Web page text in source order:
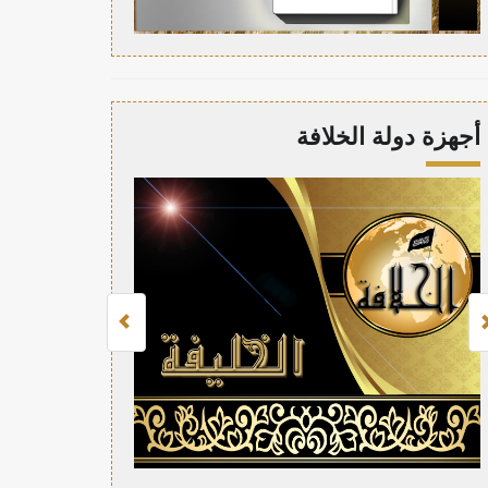
أجهزة دولة الخلافة